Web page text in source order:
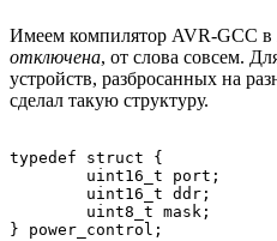
Имеем компилятор AVR-GCC в
отключена, от слова совсем.
устройств, разбросанных на
сделал такую структуру.
typedef struct {
} power_control;